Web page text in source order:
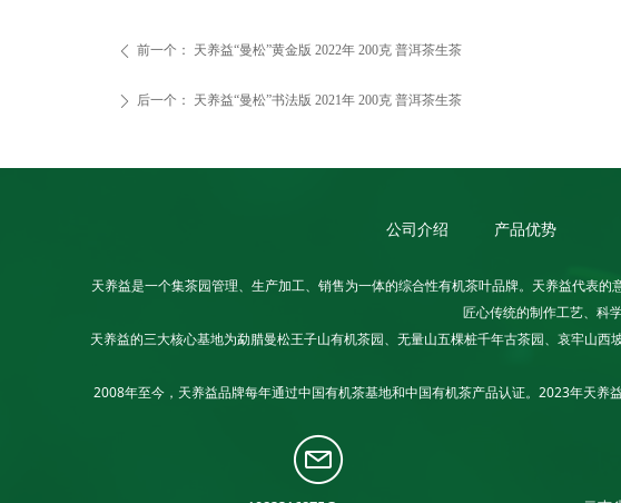
ꄴ 前一个： 天养益“曼松”黄金版 2022年 200克 普洱茶生茶
ꄲ 后一个： 天养益“曼松”书法版 2021年 200克 普洱茶生茶
公司介绍 产品优势
天养益是一个集茶园管理、生产加工、销售为一体的综合性有机茶叶品牌。天养益代表
匠心传统的制作工艺、科
天养益的三大核心基地为勐腊曼松王子山有机茶园、无量山五棵桩千年古茶园、哀牢山
2008年至今，天养益品牌每年通过中国有机茶基地和中国有机茶产品认证。2023年天